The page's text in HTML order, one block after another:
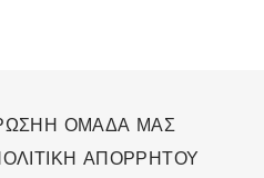
Η ΟΜΑΔΑ ΜΑΣ
ΑΠΟΡΡΗΤΟΥ